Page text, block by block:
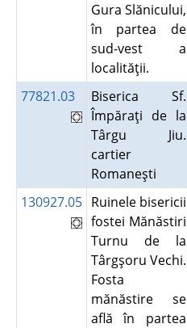
Gura Slănicului,
în partea de
sud-vest a
localităţii.
77821.03
Biserica Sf.
Împăraţi de la
Târgu Jiu.
cartier
Romaneşti
130927.05 Ruinele bisericii
fostei Mănăstiri
Turnu de la
Târgşoru Vechi.
Fosta
mănăstire se
află în partea